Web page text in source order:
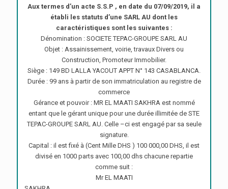
Aux termes d’un acte S.S.P , en date du 07/09/2019, il a
établi les statuts d’une SARL AU dont les
caractéristiques sont les suivantes :
Dénomination : SOCIETE TEPAC-GROUPE SARL AU
Objet : Assainissement, voirie, travaux Divers ou
Construction, Promoteur Immobilier.
Siège : 149 BD LALLA YACOUT APPT N° 143 CASABLANCA.
Durée : 99 ans à partir de son immatriculation au registre de
commerce
Gérance et pouvoir : MR EL MAATI SAKHRA est nommé
entant que le gérant unique pour une durée illimitée de STE
TEPAC-GROUPE SARL AU. Celle –ci est engagé par sa seule
signature.
Capital : il est fixé à (Cent Mille DHS ) 100 000,00 DHS, il est
divisé en 1000 parts avec 100,00 dhs chacune repartie
comme suit :
Mr EL MAATI